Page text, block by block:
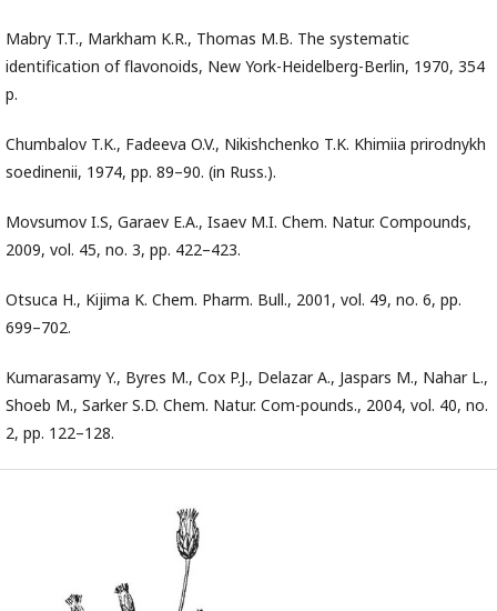
Mabry T.T., Markham K.R., Thomas M.B. The systematic
identification of flavonoids, New York-Heidelberg-Berlin, 1970, 354
p.
Chumbalov T.K., Fadeeva O.V., Nikishchenko T.K. Khimiia prirodnykh
soedinenii, 1974, pp. 89–90. (in Russ.).
Movsumov I.S, Garaev E.A., Isaev M.I. Chem. Natur. Compounds,
2009, vol. 45, no. 3, pp. 422–423.
Otsuca H., Kijima K. Chem. Pharm. Bull., 2001, vol. 49, no. 6, pp.
699–702.
Kumarasamy Y., Byres M., Cox P.J., Delazar A., Jaspars M., Nahar L.,
Shoeb M., Sarker S.D. Chem. Natur. Com-pounds., 2004, vol. 40, no.
2, pp. 122–128.